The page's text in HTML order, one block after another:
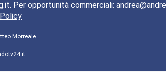
Per opportunità commerciali:
Morreale